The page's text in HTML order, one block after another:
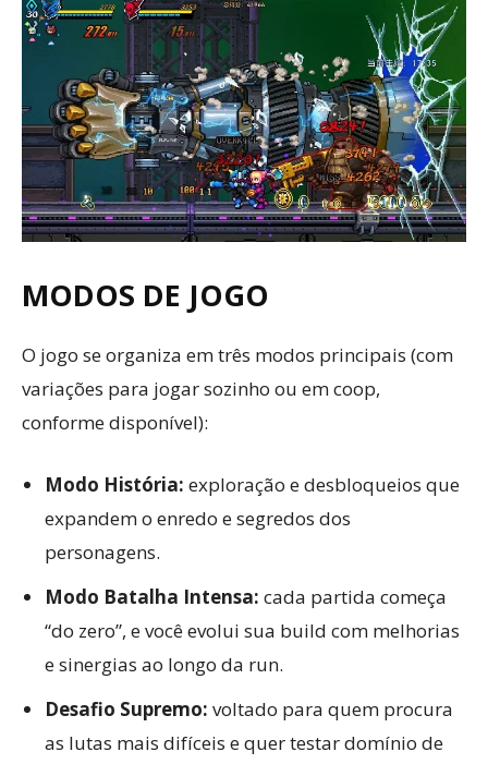
MODOS DE JOGO
O jogo se organiza em três modos principais (com
variações para jogar sozinho ou em coop,
conforme disponível):
Modo História: exploração e desbloqueios que
expandem o enredo e segredos dos
personagens.
Modo Batalha Intensa: cada partida começa
“do zero”, e você evolui sua build com melhorias
e sinergias ao longo da run.
Desafio Supremo: voltado para quem procura
as lutas mais difíceis e quer testar domínio de